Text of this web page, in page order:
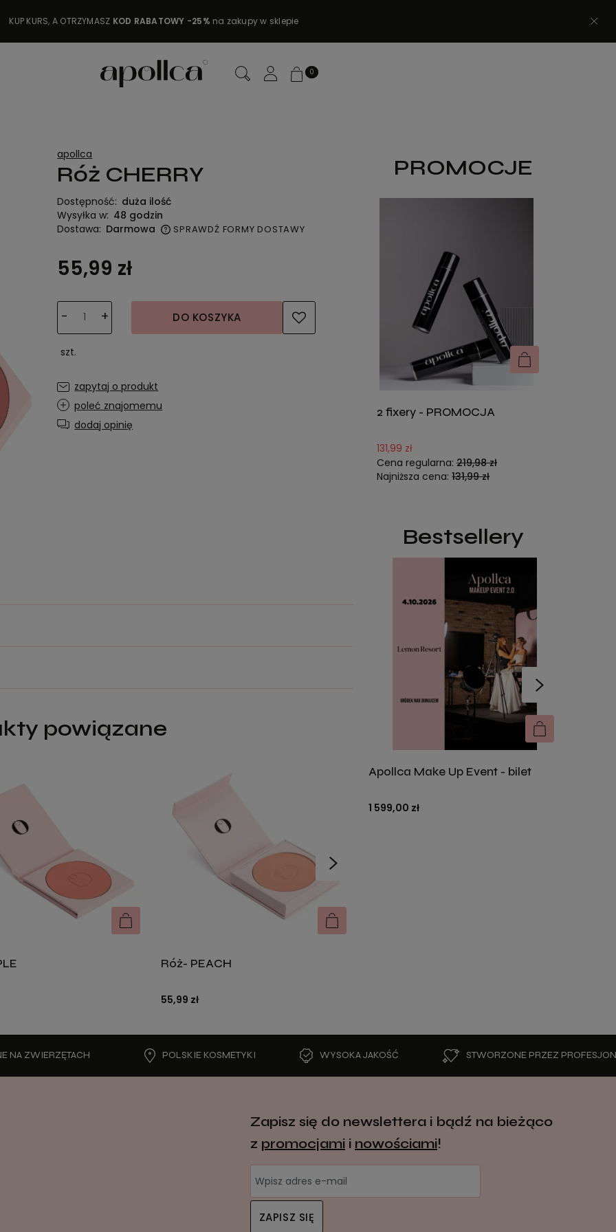
KUP KURS, A OTRZYMASZ KOD RABATOWY -25% na zakupy w sklepie
apollca
Róż CHERRY
Dostępność: duża ilość
Wysyłka w: 48 godzin
Dostawa: Darmowa
nie zawiera ewentualnych
płatności
SPRAWDŹ FORMY DOSTAWY
55,99 zł
- +
szt.
DO KOSZYKA
zapytaj o produkt
poleć znajomemu
dodaj opinię
powiązane
Róż- PEACH
55,99 zł
PROMOCJE
2 fixery - PROMOCJA
131,99 zł
Cena regularna: 219,98 zł
Najniższa cena: 131,99 zł
Bestsellery
131,99 zł
Cena regularna:
Najniższa cena:
Apollca Make Up Event - bilet
1 599,00 zł
POLSKIE KOSMETYKI WYSOKA JAKOŚĆ STWORZONE PRZEZ PROFESJONALISTĘ
Zapisz się do newslettera i bądź na bieżąco
z promocjami i nowościami!
ZAPISZ SIĘ